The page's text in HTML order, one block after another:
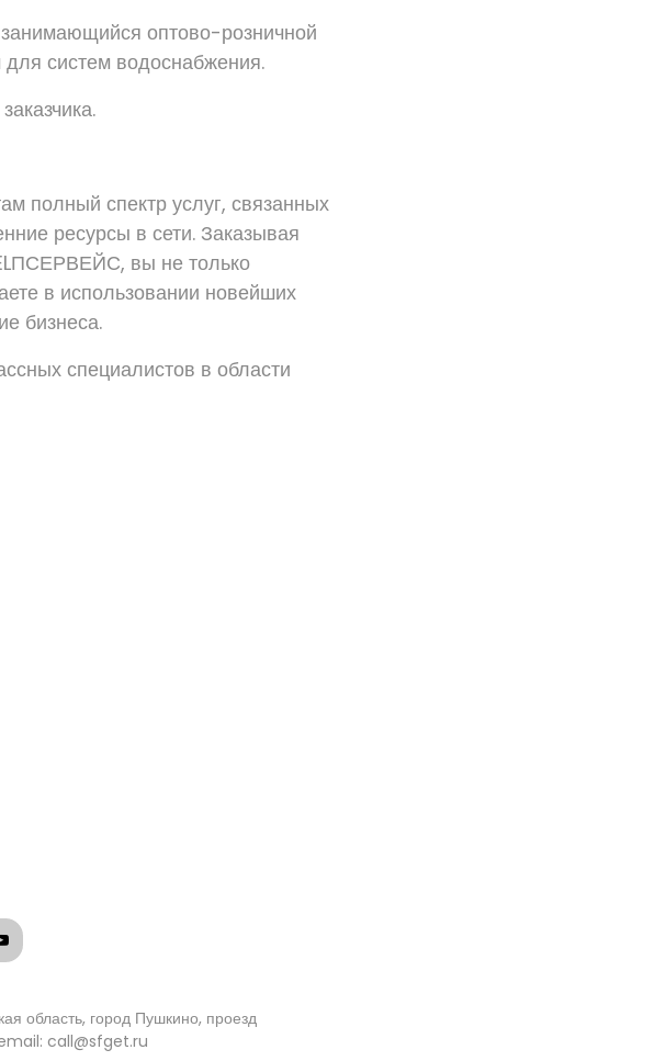
оптово-розничной
систем водоснабжения.
полный спектр услуг, связанных
ресурсы в сети. Заказывая
вы не только
в использовании новейших
бизнеса.
специалистов в области
область, город Пушкино, проезд
call@sfget.ru